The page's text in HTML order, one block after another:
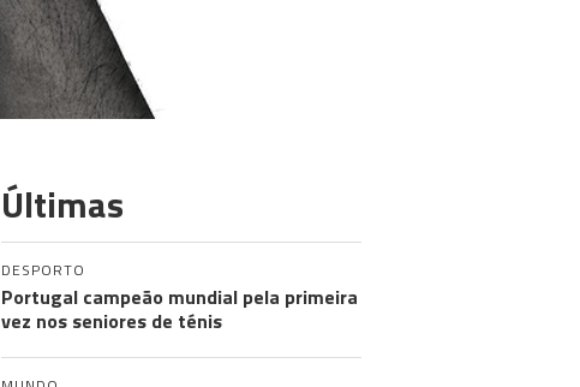
Últimas
DESPORTO
Portugal campeão mundial pela primeira
vez nos seniores de ténis